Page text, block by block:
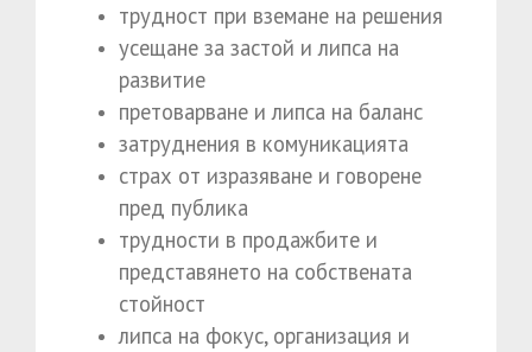
трудност при вземане на решения
усещане за застой и липса на
развитие
претоварване и липса на баланс
затруднения в комуникацията
страх от изразяване и говорене
пред публика
трудности в продажбите и
представянето на собствената
стойност
липса на фокус, организация и